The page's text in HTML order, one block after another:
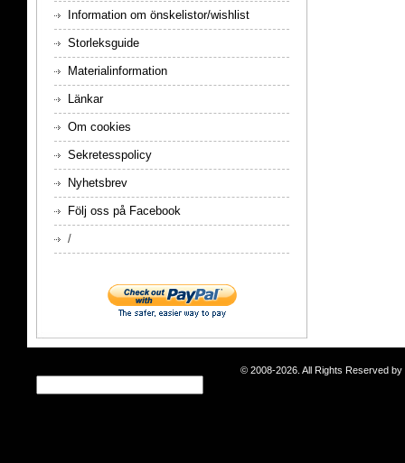
Information om önskelistor/wishlist
Storleksguide
Materialinformation
Länkar
Om cookies
Sekretesspolicy
Nyhetsbrev
Följ oss på Facebook
/
© 2008-2026. All Rights Reserved